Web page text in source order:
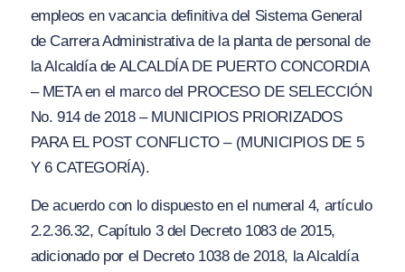
empleos en vacancia definitiva del Sistema General
de Carrera Administrativa de la planta de personal de
la Alcaldía de ALCALDÍA DE PUERTO CONCORDIA
– META en el marco del PROCESO DE SELECCIÓN
No. 914 de 2018 – MUNICIPIOS PRIORIZADOS
PARA EL POST CONFLICTO – (MUNICIPIOS DE 5
Y 6 CATEGORÍA).
De acuerdo con lo dispuesto en el numeral 4, artículo
2.2.36.32, Capítulo 3 del Decreto 1083 de 2015,
adicionado por el Decreto 1038 de 2018, la Alcaldía